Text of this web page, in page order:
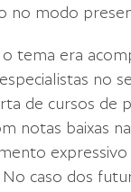
no modo
tema era
no
de cursos de
notas baixas
No caso dos